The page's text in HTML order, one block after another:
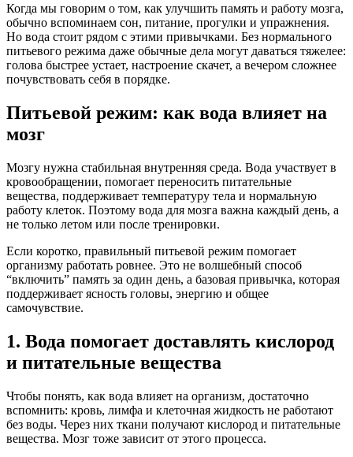
Когда мы говорим о том, как улучшить память и работу мозга,
обычно вспоминаем сон, питание, прогулки и упражнения.
Но вода стоит рядом с этими привычками. Без нормального
питьевого режима даже обычные дела могут даваться тяжелее:
голова быстрее устает, настроение скачет, а вечером сложнее
почувствовать себя в порядке.
Питьевой режим: как вода влияет на
мозг
Мозгу нужна стабильная внутренняя среда. Вода участвует в
кровообращении, помогает переносить питательные
вещества, поддерживает температуру тела и нормальную
работу клеток. Поэтому вода для мозга важна каждый день, а
не только летом или после тренировки.
Если коротко, правильный питьевой режим помогает
организму работать ровнее. Это не волшебный способ
“включить” память за один день, а базовая привычка, которая
поддерживает ясность головы, энергию и общее
самочувствие.
1. Вода помогает доставлять кислород
и питательные вещества
Чтобы понять, как вода влияет на организм, достаточно
вспомнить: кровь, лимфа и клеточная жидкость не работают
без воды. Через них ткани получают кислород и питательные
вещества. Мозг тоже зависит от этого процесса.